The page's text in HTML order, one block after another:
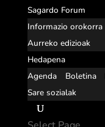
Sagardo Forum
Informazio orokorra
Aurreko edizioak
Hedapena
Agenda
Boletina
Sare sozialak